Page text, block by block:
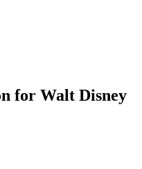
for Walt Disney